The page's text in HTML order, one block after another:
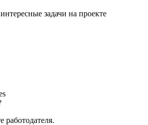
задачи на проекте
работодателя.